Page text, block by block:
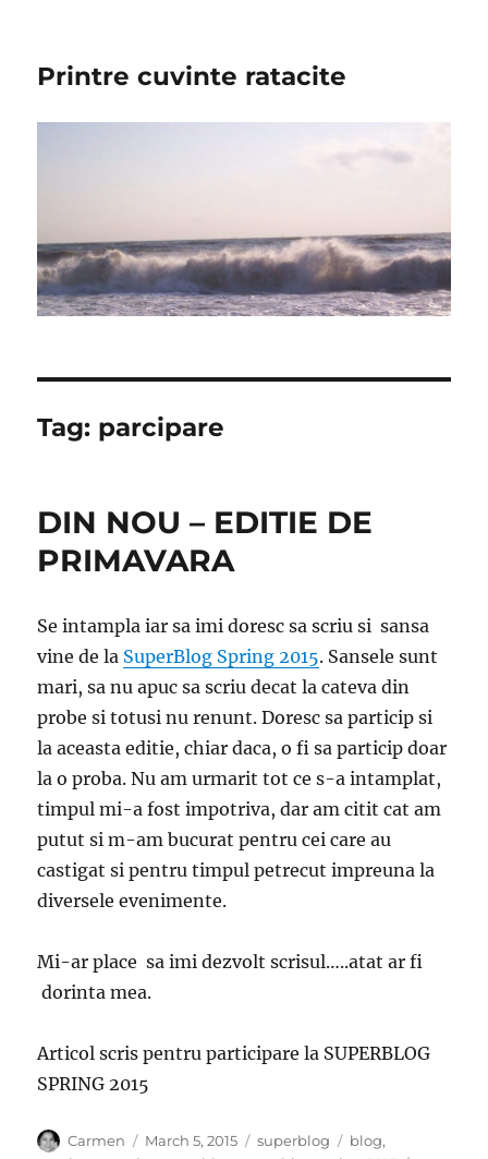
Printre cuvinte ratacite
Tag: parcipare
DIN NOU – EDITIE DE
PRIMAVARA
Se intampla iar sa imi doresc sa scriu si sansa
vine de la SuperBlog Spring 2015. Sansele sunt
mari, sa nu apuc sa scriu decat la cateva din
probe si totusi nu renunt. Doresc sa particip si
la aceasta editie, chiar daca, o fi sa particip doar
la o proba. Nu am urmarit tot ce s-a intamplat,
timpul mi-a fost impotriva, dar am citit cat am
putut si m-am bucurat pentru cei care au
castigat si pentru timpul petrecut impreuna la
diversele evenimente.
Mi-ar place sa imi dezvolt scrisul…..atat ar fi
dorinta mea.
Articol scris pentru participare la SUPERBLOG
SPRING 2015
Author
Carmen
Posted
March 5, 2015 Categories
superblog Tags
blog,